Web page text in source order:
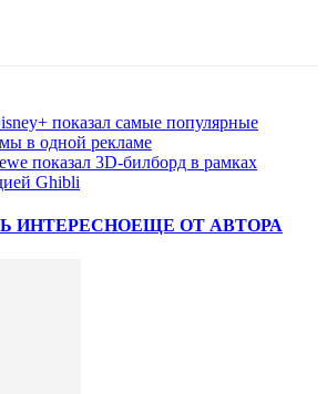
показал самые популярные
в одной рекламе
показал 3D-билборд в рамках
Ghibli
ИНТЕРЕСНОЕЩЕ ОТ АВТОРА